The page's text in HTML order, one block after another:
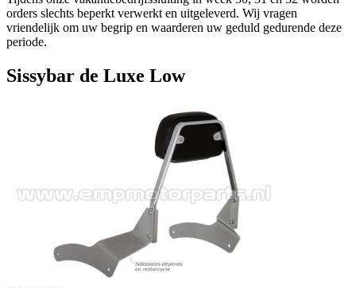
orders slechts beperkt verwerkt en uitgeleverd. Wij vragen
vriendelijk om uw begrip en waarderen uw geduld gedurende deze
periode.
Sissybar de Luxe Low